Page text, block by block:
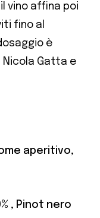
vino affina poi
fino al
è
Nicola Gatta e
aperitivo,
, Pinot nero